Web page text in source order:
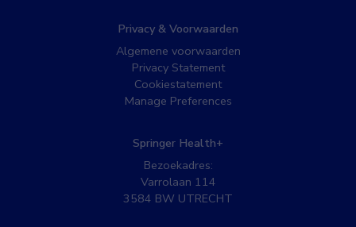
Privacy & Voorwaarden
Algemene voorwaarden
Privacy Statement
Cookiestatement
Manage Preferences
Springer Health+
Bezoekadres:
Varrolaan 114
3584 BW UTRECHT